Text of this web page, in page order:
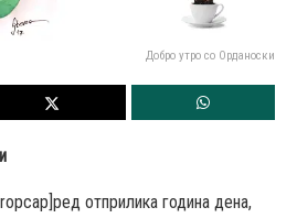
Добро утро со Орданоски
отприлика година дена,